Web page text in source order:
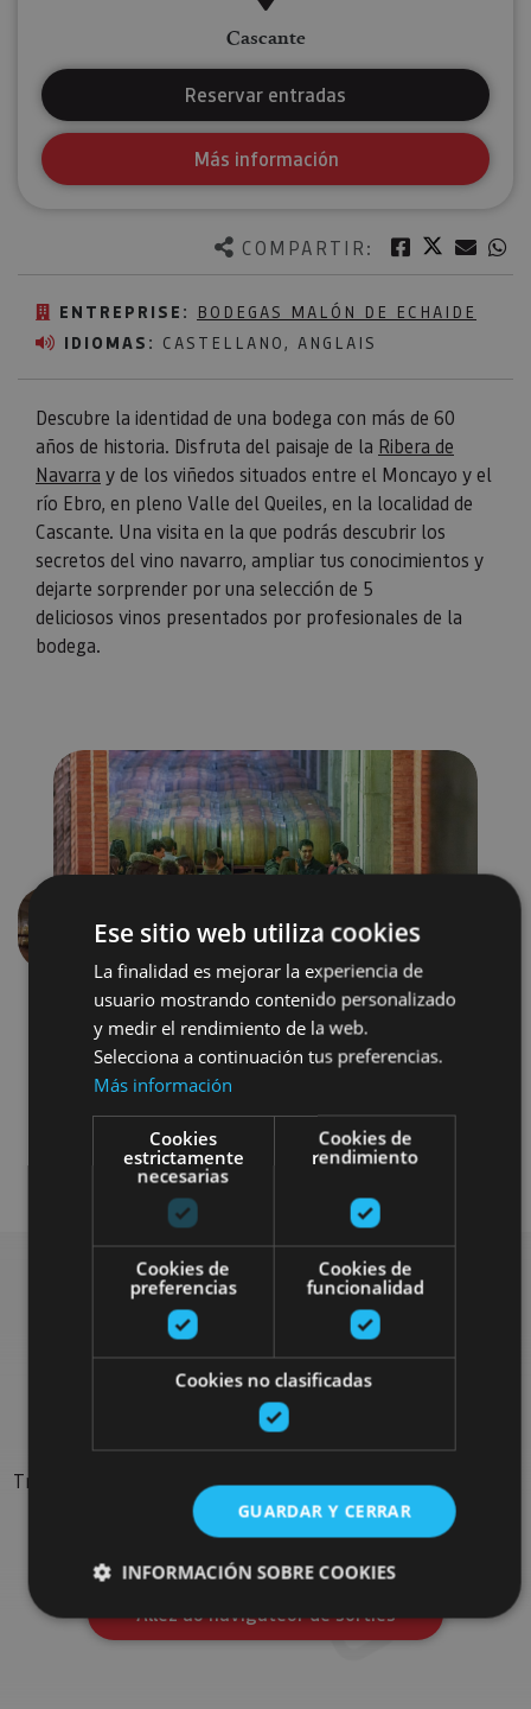
COMPARTIR: Facebook
Twitter
ENTREPRISE: BODEGAS MALÓN DE ECHAIDE
IDIOMAS: CASTELLANO, ANGLAIS
Descubre la identidad de una bodega con más de 60
años de historia. Disfruta del paisaje de la Ribera de
Navarra y de los viñedos situados entre el Moncayo y el
río Ebro, en pleno Valle del Queiles, en la localidad de
Cascante. Una visita en la que podrás descubrir los
secretos del vino navarro, ampliar tus conocimientos y
dejarte sorprender por una selección de 5
deliciosos vinos presentados por profesionales de la
bodega.
Cascante
Reservar entradas
Más información
Précédent
Enoturismo
Rechercher plus de
sorties
Trouvez des sorties et des propositions pour compléter votre
séjour en Navarre : activités organisées, visites et les
évènements-phares de l'agenda
Allez au navigateur de sorties
Ese sitio web utiliza cookies
La finalidad es mejorar la experiencia de
usuario mostrando contenido personalizado
y medir el rendimiento de la web.
Selecciona a continuación tus preferencias.
Más información
Cookies
estrictamente
necesarias
Cookies de
rendimiento
Cookies de
preferencias
Cookies de
funcionalidad
Cookies no clasificadas
GUARDAR Y CERRAR
INFORMACIÓN SOBRE COOKIES